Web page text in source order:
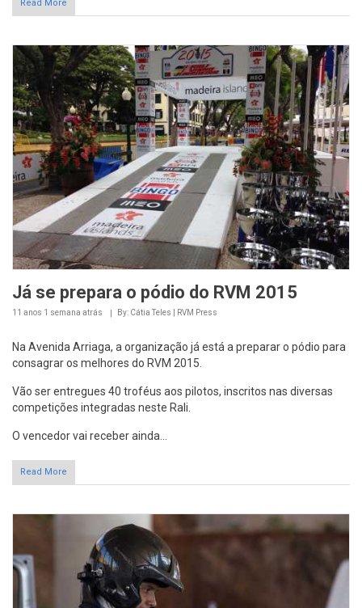
Read More
Já se prepara o pódio do RVM 2015
11 anos 1 semana atrás By: Cátia Teles | RVM Press
Na Avenida Arriaga, a organização já está a preparar o pódio para
consagrar os melhores do RVM 2015.
Vão ser entregues 40 troféus aos pilotos, inscritos nas diversas
competições integradas neste Rali.
O vencedor vai receber ainda...
Read More